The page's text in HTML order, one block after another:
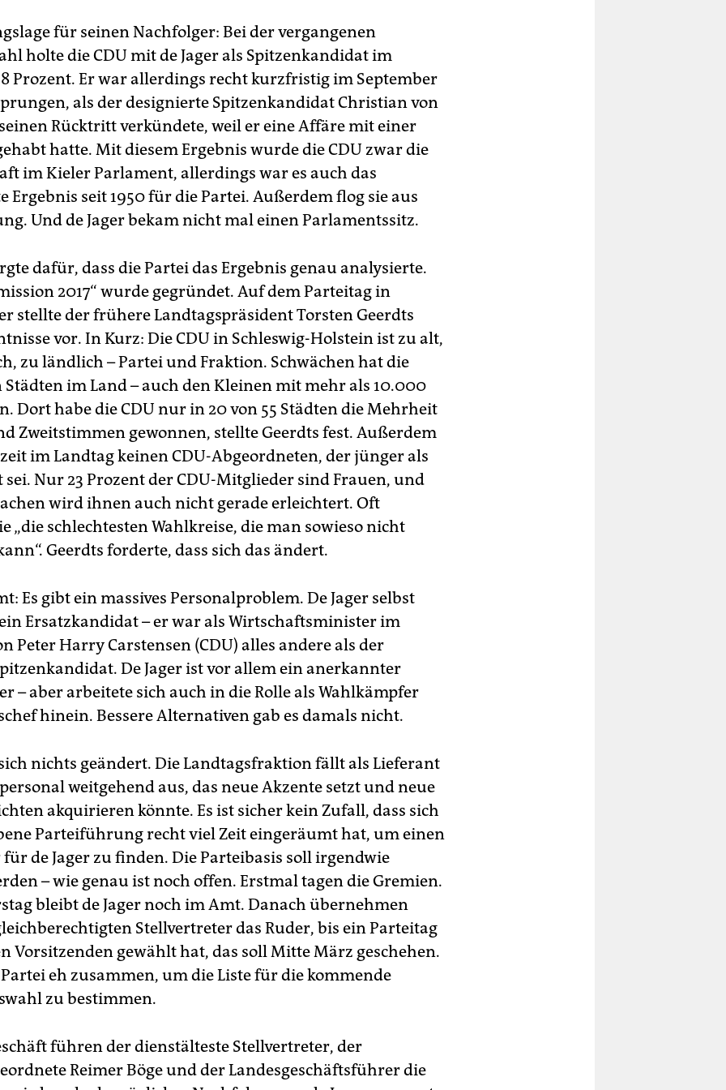
für seinen Nachfolger: Bei der vergangenen
holte die CDU mit de Jager als Spitzenkandidat im
Prozent. Er war allerdings recht kurzfristig im September
als der designierte Spitzenkandidat Christian von
Rücktritt verkündete, weil er eine Affäre mit einer
hatte. Mit diesem Ergebnis wurde die CDU zwar die
im Kieler Parlament, allerdings war es auch das
Ergebnis seit 1950 für die Partei. Außerdem flog sie aus
Und de Jager bekam nicht mal einen Parlamentssitz.
dafür, dass die Partei das Ergebnis genau analysierte.
2017“ wurde gegründet. Auf dem Parteitag in
stellte der frühere Landtagspräsident Torsten Geerdts
vor. In Kurz: Die CDU in Schleswig-Holstein ist zu alt,
zu ländlich – Partei und Fraktion. Schwächen hat die
Städten im Land – auch den Kleinen mit mehr als 10.000
Dort habe die CDU nur in 20 von 55 Städten die Mehrheit
Zweitstimmen gewonnen, stellte Geerdts fest. Außerdem
im Landtag keinen CDU-Abgeordneten, der jünger als
sei. Nur 23 Prozent der CDU-Mitglieder sind Frauen, und
wird ihnen auch nicht gerade erleichtert. Oft
„die schlechtesten Wahlkreise, die man sowieso nicht
Geerdts forderte, dass sich das ändert.
Es gibt ein massives Personalproblem. De Jager selbst
Ersatzkandidat – er war als Wirtschaftsminister im
Peter Harry Carstensen (CDU) alles andere als der
De Jager ist vor allem ein anerkannter
– aber arbeitete sich auch in die Rolle als Wahlkämpfer
hinein. Bessere Alternativen gab es damals nicht.
nichts geändert. Die Landtagsfraktion fällt als Lieferant
weitgehend aus, das neue Akzente setzt und neue
akquirieren könnte. Es ist sicher kein Zufall, dass sich
Parteiführung recht viel Zeit eingeräumt hat, um einen
de Jager zu finden. Die Parteibasis soll irgendwie
– wie genau ist noch offen. Erstmal tagen die Gremien.
bleibt de Jager noch im Amt. Danach übernehmen
Stellvertreter das Ruder, bis ein Parteitag
Vorsitzenden gewählt hat, das soll Mitte März geschehen.
eh zusammen, um die Liste für die kommende
zu bestimmen.
führen der dienstälteste Stellvertreter, der
Reimer Böge und der Landesgeschäftsführer die